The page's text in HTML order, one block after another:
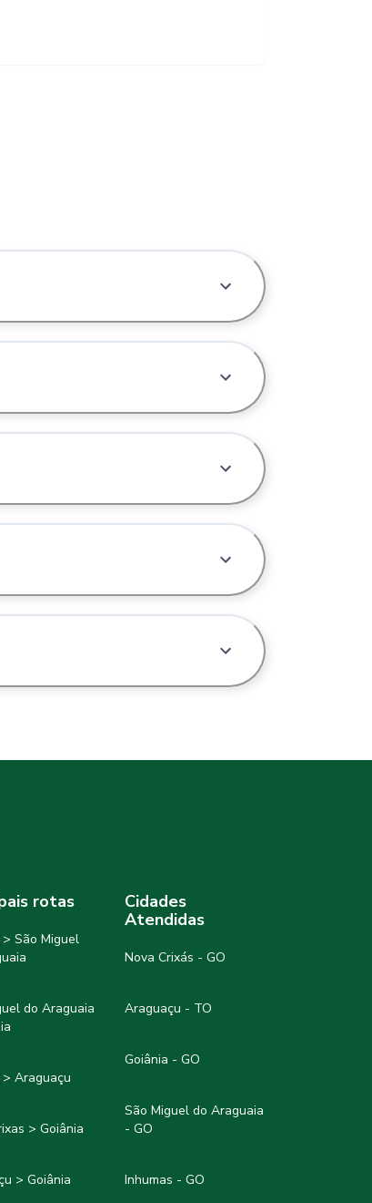
rotas
São Miguel
do Araguaia
Araguaçu
> Goiânia
> Goiânia
Cidades
Atendidas
Nova Crixás - GO
Araguaçu - TO
Goiânia - GO
São Miguel do Araguaia
- GO
Inhumas - GO